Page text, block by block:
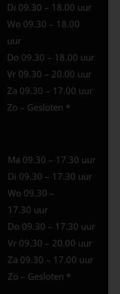
Di 09.30 – 18.00 uur
Wo 09.30 – 18.00
uur
Do 09.30 – 18.00 uur
Vr 09.30 – 20.00 uur
Za 09.30 – 17.00 uur
Zo – Gesloten *
Ma 09.30 – 17.30 uur
Di 09.30 – 17.30 uur
Wo 09.30 –
17.30 uur
Do 09.30 – 17.30 uur
Vr 09.30 – 20.00 uur
Za 09.30 – 17.00 uur
Zo – Gesloten *